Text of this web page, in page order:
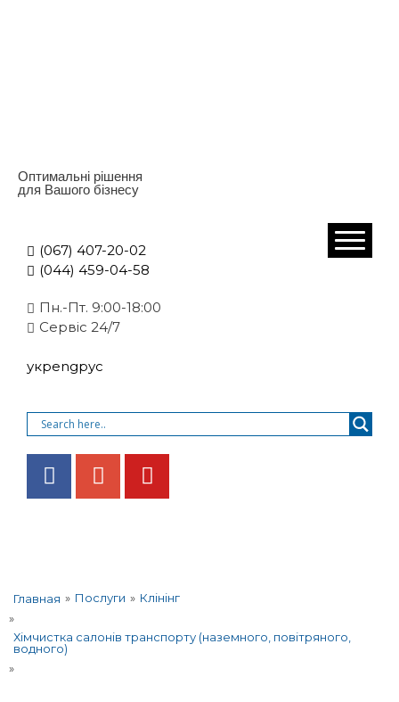
Оптимальні рішення
для Вашого бізнесу
(067) 407-20-02
(044) 459-04-58
Пн.-Пт. 9:00-18:00
Cервіс 24/7
укрengрус
Главная » Послуги » Клінінг
»
Хімчистка салонів транспорту (наземного, повітряного,
водного)
»